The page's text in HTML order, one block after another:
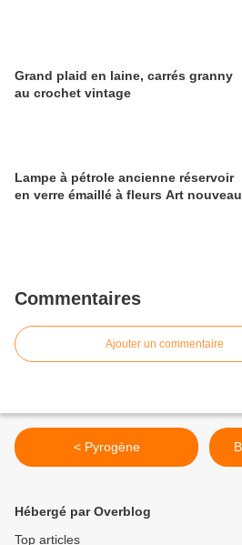
Grand plaid en laine, carrés granny
au crochet vintage
Lampe à pétrole ancienne réservoir
en verre émaillé à fleurs Art nouveau
Commentaires
Ajouter un commentaire
< Pyrogène
Hébergé par Overblog
Top articles